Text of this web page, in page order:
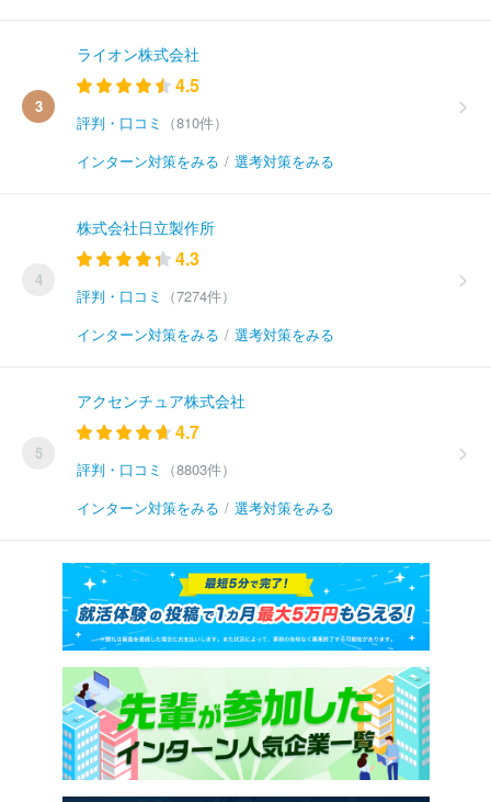
3
ライオン株式会社
4.5
評判・口コミ
（810件）
インターン対策をみる / 選考対策をみる
4
株式会社日立製作所
4.3
評判・口コミ
（7274件）
インターン対策をみる / 選考対策をみる
5
アクセンチュア株式会社
4.7
評判・口コミ
（8803件）
インターン対策をみる / 選考対策をみる